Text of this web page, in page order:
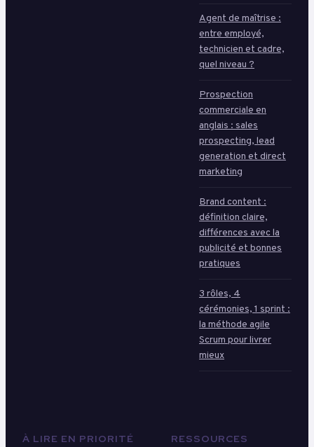
Agent de maîtrise :
entre employé,
technicien et cadre,
quel niveau ?
Prospection
commerciale en
anglais : sales
prospecting, lead
generation et direct
marketing
Brand content :
définition claire,
différences avec la
publicité et bonnes
pratiques
3 rôles, 4
cérémonies, 1 sprint :
la méthode agile
Scrum pour livrer
mieux
À LIRE EN PRIORITÉ RESSOURCES